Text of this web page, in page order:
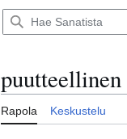
puutteellinen
Rapola Keskustelu